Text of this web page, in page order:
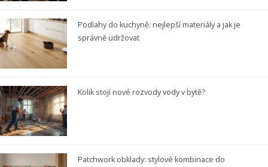
Podlahy do kuchyně: nejlepší materiály a jak je
správně udržovat
Kolik stojí nové rozvody vody v bytě?
Patchwork obklady: stylové kombinace do